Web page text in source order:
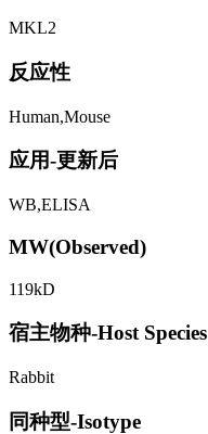
MKL2
反应性
Human,Mouse
应用-更新后
WB,ELISA
MW(Observed)
119kD
宿主物种-Host Species
Rabbit
同种型-Isotype